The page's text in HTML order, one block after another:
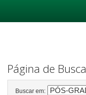
Página de Busca
Buscar em: